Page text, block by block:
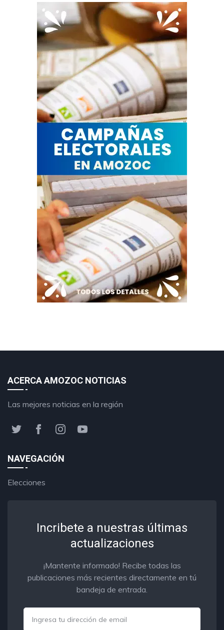
ACERCA AMOZOC NOTICIAS
Las mejores noticias en la región
NAVEGACIÓN
Elecciones
Incribete a nuestras últimas
actualizaciones
¡Mantente informado! Recibe todas las
publicaciones más recientes directamente en tú
bandeja de entrada.